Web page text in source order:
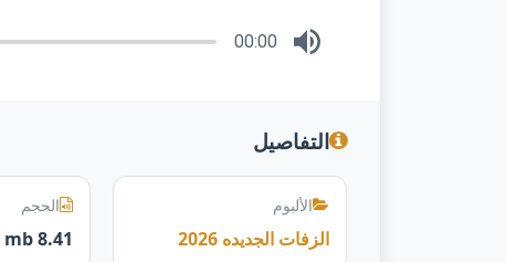
00:00
التفاصيل
الألبوم
الزفات الجديده 2026
الحجم
8.41 mb